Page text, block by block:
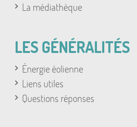
La médiathèque
LES GÉNÉRALITÉS
Énergie éolienne
Liens utiles
Questions réponses